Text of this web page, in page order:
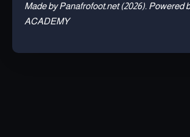
Made by Panafrofoot.net (2026). Powered
ACADEMY